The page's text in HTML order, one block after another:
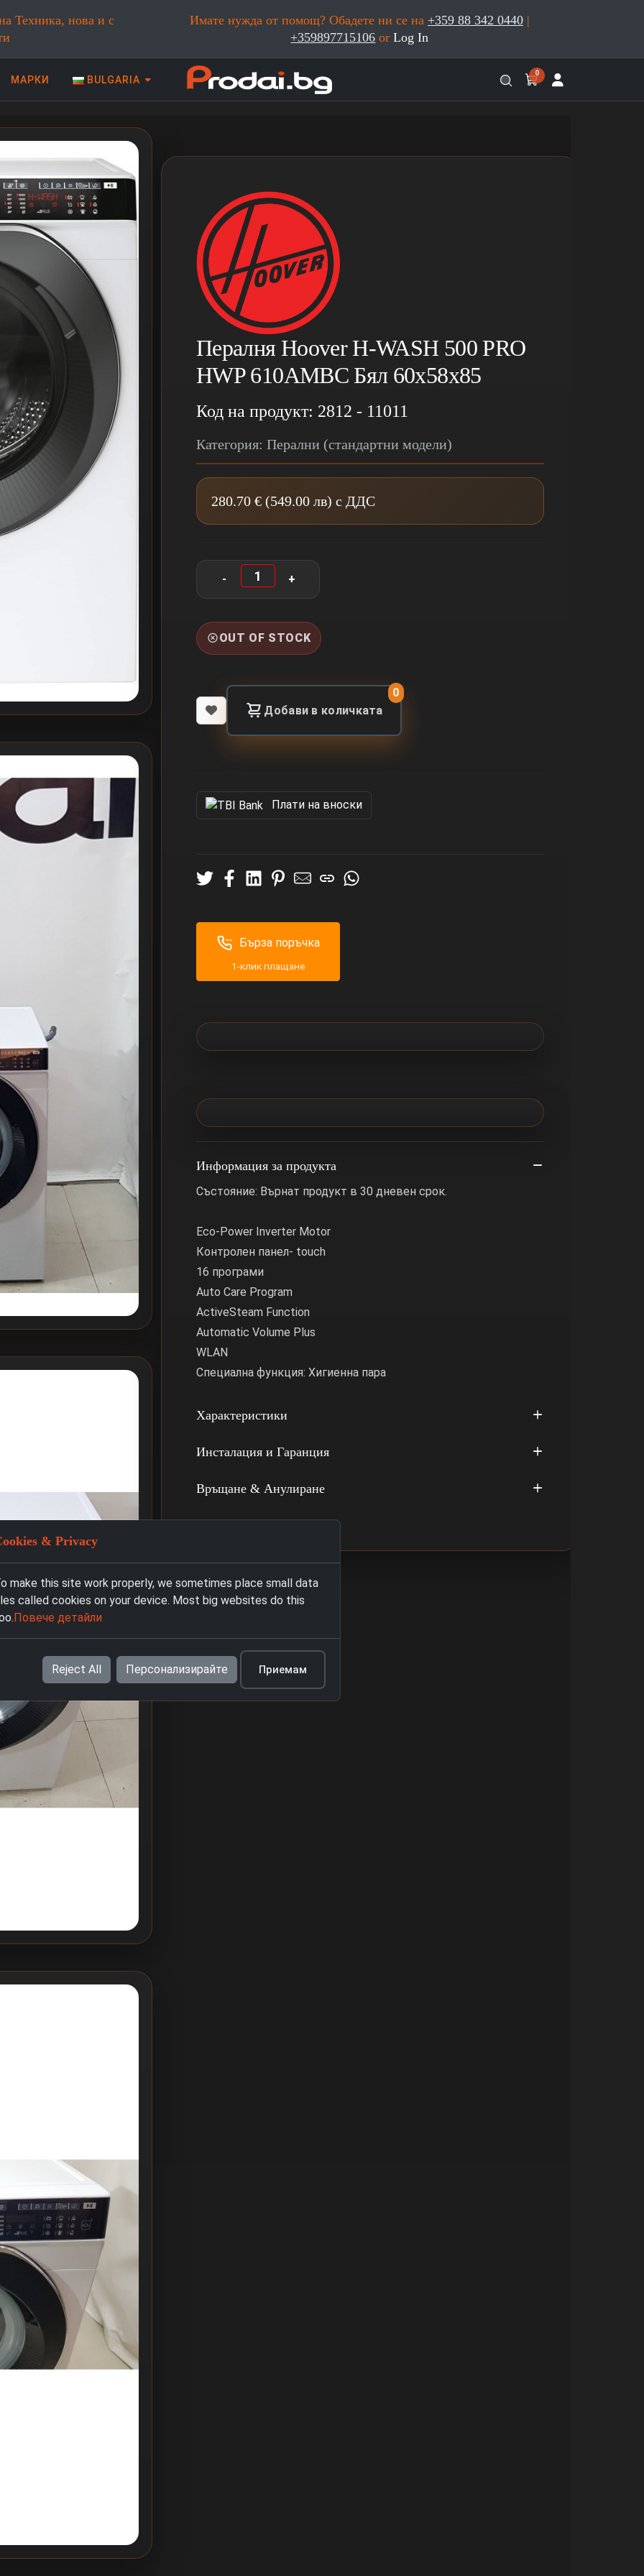
Техника, нова и с
Имате нужда от помощ? Обадете ни се на +359 88 342 0440|
+359897715106 orLog In
0
МАРКИ BULGARIA
Пералня Hoover H-WASH 500 PRO
HWP 610AMBC Бял 60x58x85
Код на продукт: 2812 - 11011
Категория: Перални (стандартни модели)
280.70 € (549.00 лв) с ДДС
OUT OF STOCK
Добави в количката
0
Πлати на вноски
Бърза поръчка
1-клик плащане
Информация за продукта
Състояние: Върнат продукт в 30 дневен срок.
Eco-Power Inverter Motor
Контролен панел- touch
16 програми
Auto Care Program
ActiveSteam Function
Automatic Volume Plus
WLAN
Специална функция: Хигиенна пара
Характеристики
Инсталация и Гаранция
Връщане & Анулиране
& Privacy
make this site work properly, we sometimes place small data
called cookies on your device. Most big websites do this
Повече детайли
Reject All Персонализирайте Приемам